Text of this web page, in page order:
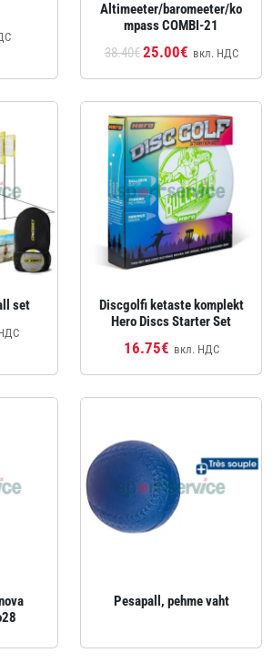
Altimeeter/baromeeter/ko
mpass COMBI-21
38.40€25.00€ вкл. НДС
set
Discgolfi ketaste komplekt
Hero Discs Starter Set
16.75€ вкл. НДС
Pesapall, pehme vaht